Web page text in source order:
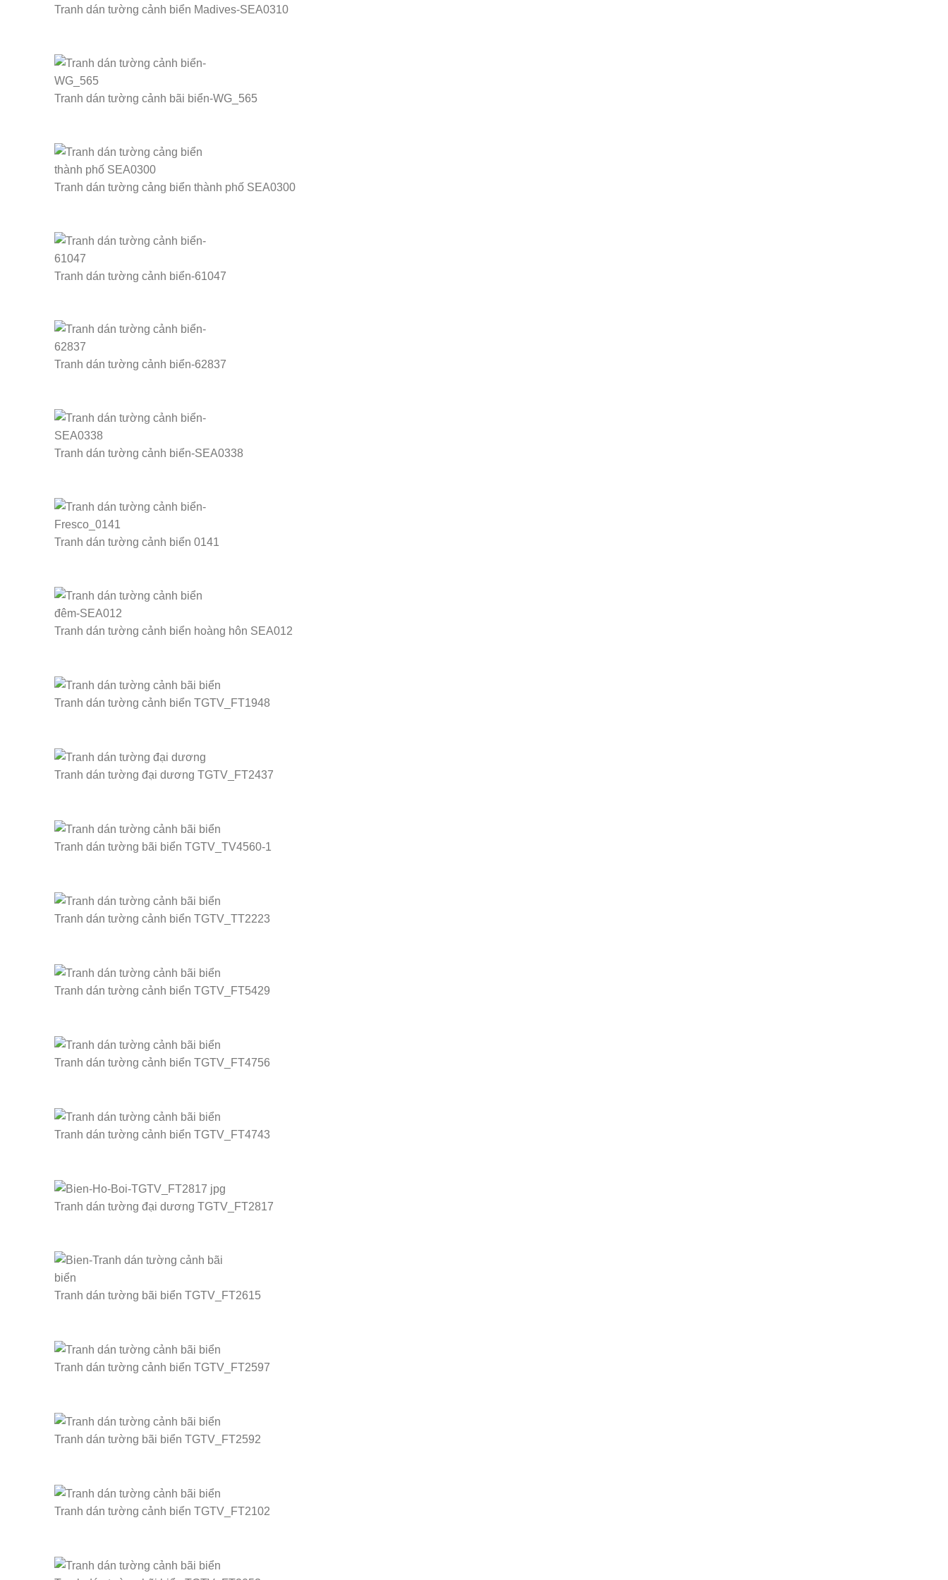
Tranh dán tường cảnh biển Madives-SEA0310
Tranh dán tường cảnh bãi biển-WG_565
Tranh dán tường cảng biển thành phố SEA0300
Tranh dán tường cảnh biển-61047
Tranh dán tường cảnh biển-62837
Tranh dán tường cảnh biển-SEA0338
Tranh dán tường cảnh biển 0141
Tranh dán tường cảnh biển hoàng hôn SEA012
Tranh dán tường cảnh biển TGTV_FT1948
Tranh dán tường đại dương TGTV_FT2437
Tranh dán tường bãi biển TGTV_TV4560-1
Tranh dán tường cảnh biển TGTV_TT2223
Tranh dán tường cảnh biển TGTV_FT5429
Tranh dán tường cảnh biển TGTV_FT4756
Tranh dán tường cảnh biển TGTV_FT4743
Tranh dán tường đại dương TGTV_FT2817
Tranh dán tường bãi biển TGTV_FT2615
Tranh dán tường cảnh biển TGTV_FT2597
Tranh dán tường bãi biển TGTV_FT2592
Tranh dán tường cảnh biển TGTV_FT2102